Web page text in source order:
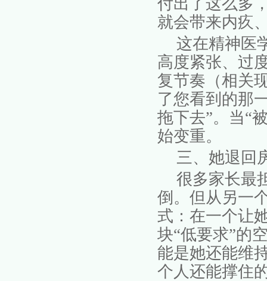
付出了这么多
就会带来内疚
这在精神医
高度紧张、过
复节奏（相关
了您看到的那
拖下去”。 当“
始变重。
三、她退回
很多家长最
倒。但从另一
式： 在一个让
块“低要求”的
能是她还能维
个人还能撑住